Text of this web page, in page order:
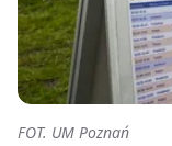
FOT. UM Poznań